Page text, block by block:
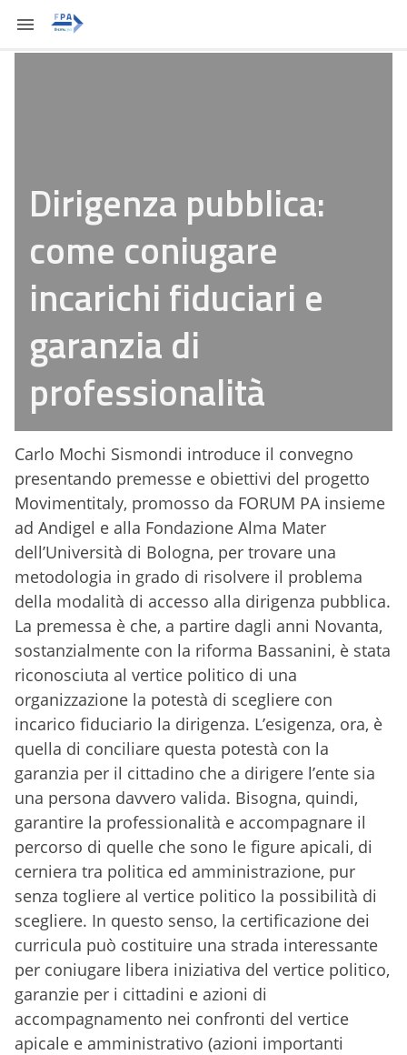
Dirigenza pubblica:
come coniugare
incarichi fiduciari e
garanzia di
professionalità
Carlo Mochi Sismondi introduce il convegno
presentando premesse e obiettivi del progetto
Movimentitaly, promosso da FORUM PA insieme
ad Andigel e alla Fondazione Alma Mater
dell’Università di Bologna, per trovare una
metodologia in grado di risolvere il problema
della modalità di accesso alla dirigenza pubblica.
La premessa è che, a partire dagli anni Novanta,
sostanzialmente con la riforma Bassanini, è stata
riconosciuta al vertice politico di una
organizzazione la potestà di scegliere con
incarico fiduciario la dirigenza. L’esigenza, ora, è
quella di conciliare questa potestà con la
garanzia per il cittadino che a dirigere l’ente sia
una persona davvero valida. Bisogna, quindi,
garantire la professionalità e accompagnare il
percorso di quelle che sono le figure apicali, di
cerniera tra politica ed amministrazione, pur
senza togliere al vertice politico la possibilità di
scegliere. In questo senso, la certificazione dei
curricula può costituire una strada interessante
per coniugare libera iniziativa del vertice politico,
garanzie per i cittadini e azioni di
accompagnamento nei confronti del vertice
apicale e amministrativo (azioni importanti